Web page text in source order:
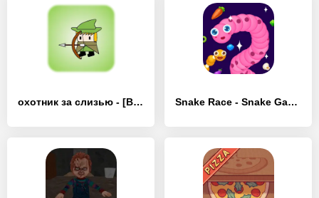
охотник за слизью - [Взлом/МОД Бесконечные деньги] Snake Race - Snake Game - [Взлом/МОД Бесконечные деньги]